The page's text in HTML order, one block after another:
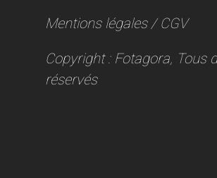
Mentions légales / CGV
Copyright : Fotagora, Tous
réservés